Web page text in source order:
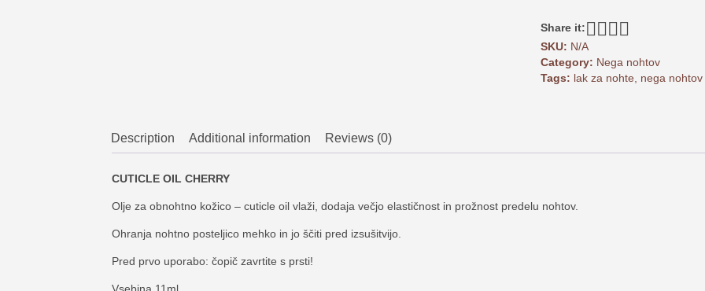
quantity
Share it:
SKU: N/A
Category: Nega nohtov
Tags: lak za nohte nega nohtov
Description Additional information Reviews (0)
CUTICLE OIL CHERRY
Olje za obnohtno kožico – cuticle oil vlaži, dodaja večjo elastičnost in prožnost predelu nohtov.
Ohranja nohtno posteljico mehko in jo ščiti pred izsušitvijo.
Pred prvo uporabo: čopič zavrtite s prsti!